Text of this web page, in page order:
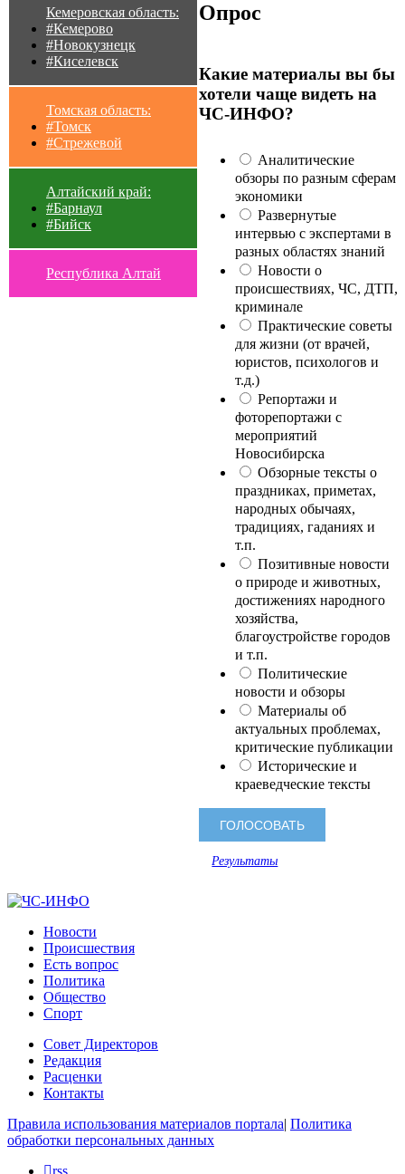
Кемеровская область:
#Кемерово
#Новокузнецк
#Киселевск
Томская область:
#Томск
#Стрежевой
Алтайский край:
#Барнаул
#Бийск
Республика Алтай
Опрос
Какие материалы вы бы
хотели чаще видеть на
ЧС-ИНФО?
Аналитические
обзоры по разным сферам
экономики
Развернутые
интервью с экспертами в
разных областях знаний
Новости о
происшествиях, ЧС, ДТП,
криминале
Практические советы
для жизни (от врачей,
юристов, психологов и
т.д.)
Репортажи и
фоторепортажи с
мероприятий
Новосибирска
Обзорные тексты о
праздниках, приметах,
народных обычаях,
традициях, гаданиях и
т.п.
Позитивные новости
о природе и животных,
достижениях народного
хозяйства,
благоустройстве городов
и т.п.
Политические
новости и обзоры
Материалы об
актуальных проблемах,
критические публикации
Исторические и
краеведческие тексты
Результаты
Новости
Происшествия
Есть вопрос
Политика
Общество
Спорт
Совет Директоров
Редакция
Расценки
Контакты
Правила использования материалов портала| Политика
обработки персональных данных